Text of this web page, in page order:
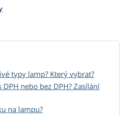
typy lamp? Který vybrat?
nebo bez DPH? Zasílání
na lampu?